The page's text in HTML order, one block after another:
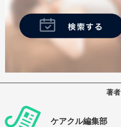
著者
ケアクル編集部